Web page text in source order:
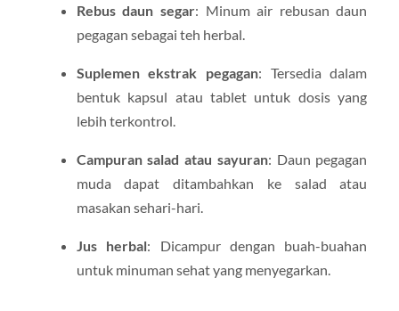
Rebus daun segar: Minum air rebusan daun
pegagan sebagai teh herbal.
Suplemen ekstrak pegagan: Tersedia dalam
bentuk kapsul atau tablet untuk dosis yang
lebih terkontrol.
Campuran salad atau sayuran: Daun pegagan
muda dapat ditambahkan ke salad atau
masakan sehari-hari.
Jus herbal: Dicampur dengan buah-buahan
untuk minuman sehat yang menyegarkan.